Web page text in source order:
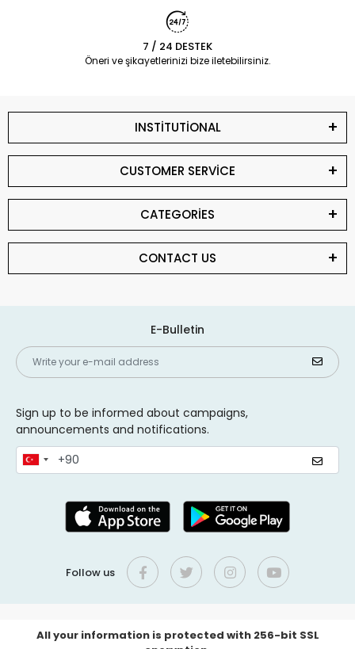
7 / 24 DESTEK
Öneri ve şikayetlerinizi bize iletebilirsiniz.
INSTİTUTİONAL
CUSTOMER SERVİCE
CATEGORİES
CONTACT US
E-Bulletin
Sign up to be informed about campaigns,
announcements and notifications.
Follow us
All your information is protected with 256-bit SSL